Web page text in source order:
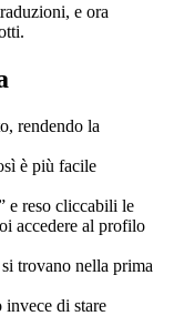
e ora
rendendo la
è più facile
e reso cliccabili le
accedere al profilo
trovano nella prima
invece di stare